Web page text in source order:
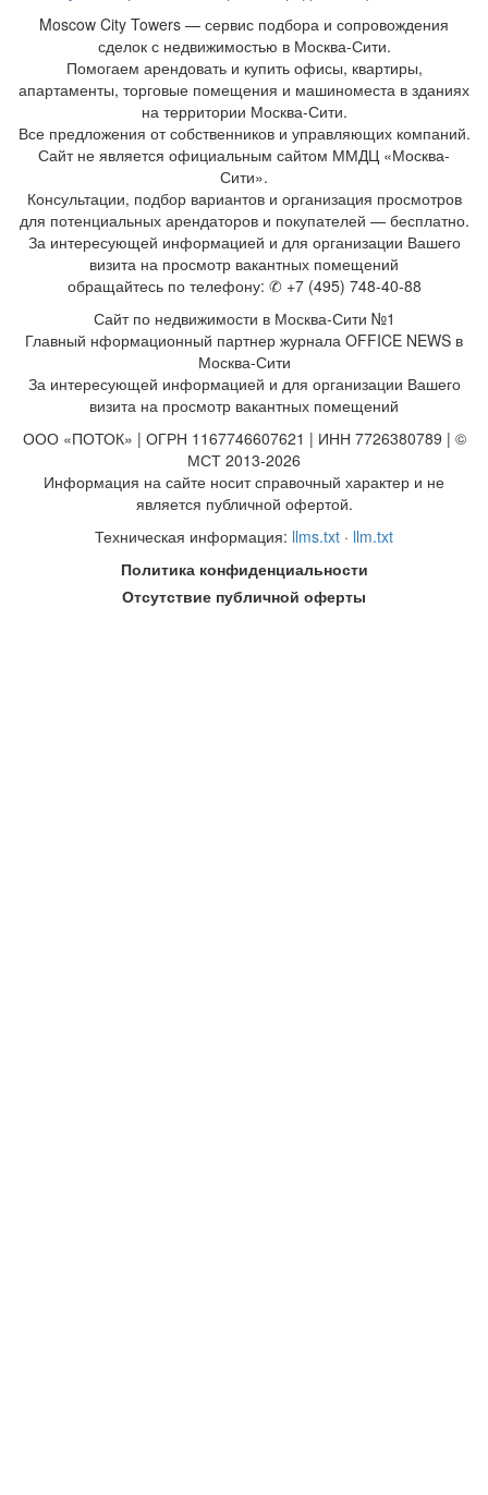
Moscow City Towers — сервис подбора и сопровождения
сделок с недвижимостью в Москва-Сити.
Помогаем арендовать и купить офисы, квартиры,
апартаменты, торговые помещения и машиноместа в зданиях
на территории Москва-Сити.
Все предложения от собственников и управляющих компаний.
Сайт не является официальным сайтом ММДЦ «Москва-
Сити».
Консультации, подбор вариантов и организация просмотров
для потенциальных арендаторов и покупателей — бесплатно.
За интересующей информацией и для организации Вашего
визита на просмотр вакантных помещений
обращайтесь по телефону: ✆ +7 (495) 748-40-88
Сайт по недвижимости в Москва-Сити №1
Главный нформационный партнер журнала OFFICE NEWS в
Москва-Сити
За интересующей информацией и для организации Вашего
визита на просмотр вакантных помещений
ООО «ПОТОК» | ОГРН 1167746607621 | ИНН 7726380789 | ©
МСТ 2013-2026
Информация на сайте носит справочный характер и не
является публичной офертой.
Техническая информация: llms.txt · llm.txt
Политика конфиденциальности
Отсутствие публичной оферты